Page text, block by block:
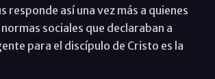
responde así una vez más a quienes
sociales que declaraban a
para el discípulo de Cristo es la